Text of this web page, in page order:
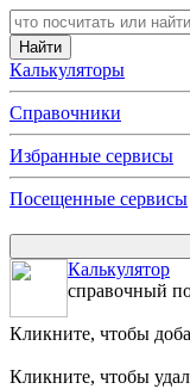
Калькуляторы
Справочники
Избранные сервисы
Посещенные сервисы
Калькулятор
справочный
Кликните, чтобы
Кликните, чтобы